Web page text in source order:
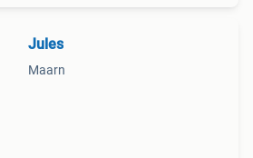
Jules
Maarn